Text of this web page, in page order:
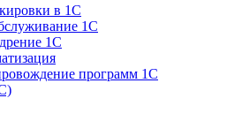
в 1С
1С
1С
программ 1С